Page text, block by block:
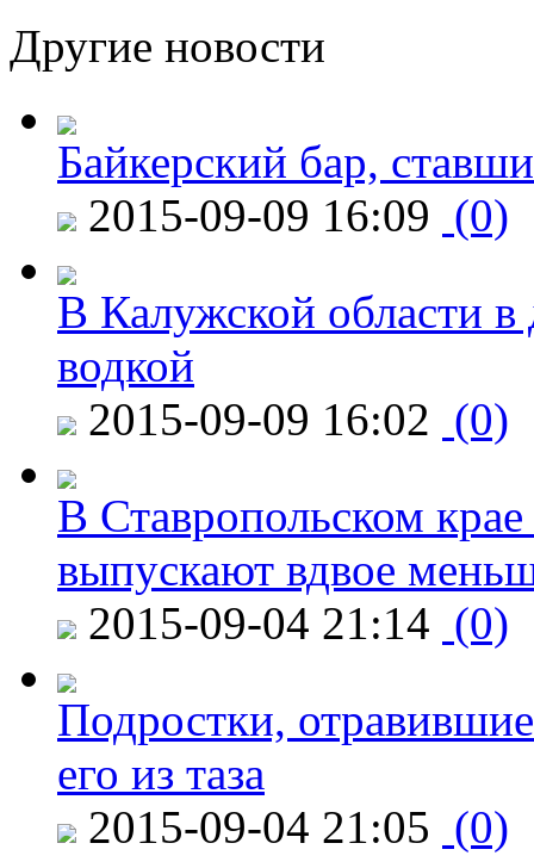
Другие новости
Байкерский бар,
2015-09-09 16:09 (0)
В Калужской области в
водкой
2015-09-09 16:02 (0)
В Ставропольском
выпускают вдвое
2015-09-04 21:14 (0)
Подростки,
его из таза
2015-09-04 21:05 (0)